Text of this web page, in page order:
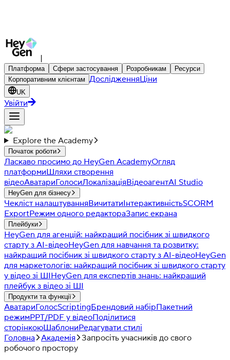
|
Платформа Сфери застосування Розробникам
Ресурси
Корпоративним клієнтам ДослідженняЦіни
UK
Увійти
Explore the Academy
Початок роботи
Ласкаво просимо до HeyGen AcademyОгляд
платформиШляхи створення
відеоАватариГолосиЛокалізаціяВідеоагентAI Studio
HeyGen для бізнесу
Чекліст налаштуванняВичитатиІнтерактивністьSCORM
ExportРежим одного редактораЗапис екрана
Плейбуки
HeyGen для агенцій: найкращий посібник зі швидкого
старту з AI-відеоHeyGen для навчання та розвитку:
найкращий посібник зі швидкого старту з AI-відеоHeyGen
для маркетологів: найкращий посібник зі швидкого старту
у відео зі ШІHeyGen для експертів знань: найкращий
плейбук з відео зі ШІ
Продукти та функції
АватариГолосScriptingБрендовий набірПакетний
режимPPT/PDF у відеоПоділитися
сторінкоюШаблониРедагувати стилі
Головна Академія Запросіть учасників до свого
робочого простору